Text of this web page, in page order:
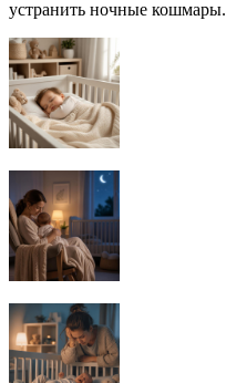
устранить ночные кошмары.